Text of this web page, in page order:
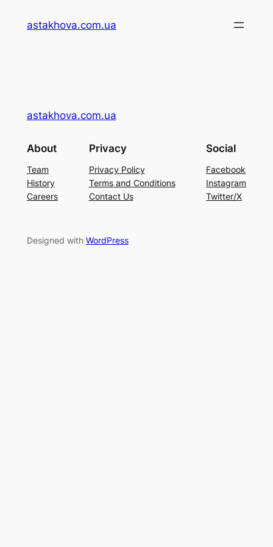
astakhova.com.ua
astakhova.com.ua
About
Team
History
Careers
Privacy
Privacy Policy
Terms and Conditions
Contact Us
Social
Facebook
Instagram
Twitter/X
Designed with WordPress